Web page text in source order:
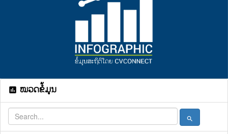
assessment ໝວດຂໍ້ມູນ
search